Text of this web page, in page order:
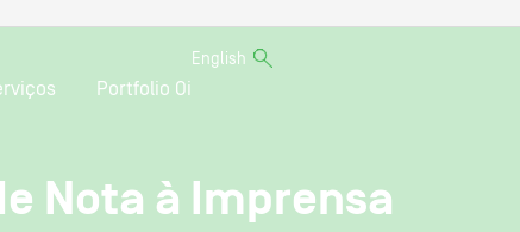
English
Portfolio Oi
Nota à Imprensa